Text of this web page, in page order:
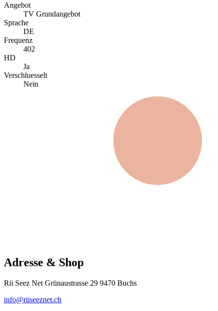
Angebot
TV Grundangebot
Sprache
DE
Frequenz
402
HD
Ja
Verschluesselt
Nein
Adresse & Shop
Rii Seez Net Grünaustrasse 29 9470 Buchs
info@riiseeznet.ch